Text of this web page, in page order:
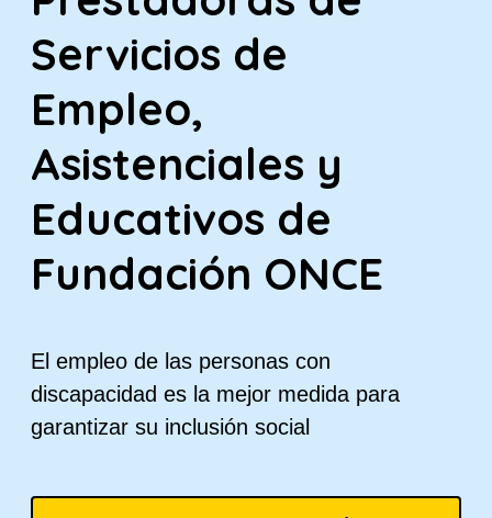
Servicios de
Empleo,
Asistenciales y
Educativos de
Fundación ONCE
El empleo de las personas con
discapacidad es la mejor medida para
garantizar su inclusión social